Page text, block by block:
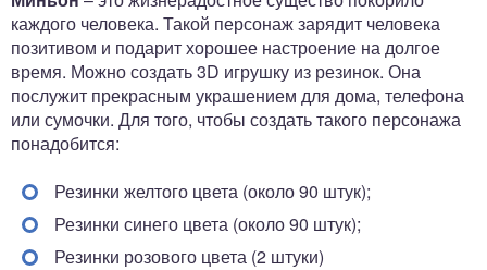
каждого человека. Такой персонаж зарядит человека
позитивом и подарит хорошее настроение на долгое
время. Можно создать 3D игрушку из резинок. Она
послужит прекрасным украшением для дома, телефона
или сумочки. Для того, чтобы создать такого персонажа
понадобится:
Резинки желтого цвета (около 90 штук);
Резинки синего цвета (около 90 штук);
Резинки розового цвета (2 штуки)